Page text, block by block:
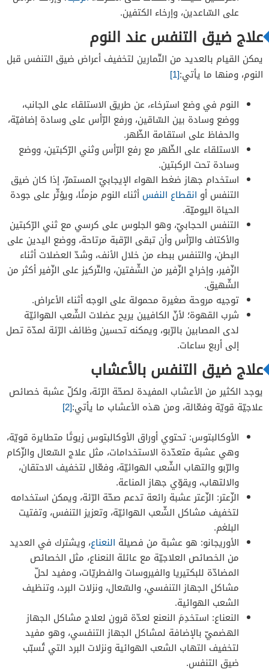
على السّاعدين، وإرخاء الكتفين.
علاج ضيق التنفس عند النوم
يمكن القيام بالعديد من التّمارين لتخفيف أعراض ضيق التنفس قبل
النوم، ومنها ما يأتي:[1]
النوم في وضع استرخاء، عن طريق الاستلقاء على الجانب،
ووضع وسادة بين السّاقين، ورفع الرّأس على وسادة إضافيّة،
والحفاظ على استقامة الظّهر.
الاستلقاء على الظّهر مع رفع الرّأس وثني الرّكبتين، ووضع
وسادة تحت الركبتين.
استخدام جهاز ضغط الهواء الإيجابيّ المستمرّ، إذا كان ضيق
التنفس أو انقطاع النفس أثناء النوم مزمنًا، ويؤثّر على جودة
الحياة اليوميّة.
التنفس الحجابيّ، وهو الجلوس على كرسي مع ثني الرّكبتين
والأكتاف والرّأس وأن تبقى الرّقبة مرتاحة، ووضع اليدين على
البطن، والتنفس ببطء من خلال الأنف، وشدّ العضلات أثناء
الزّفير، وإخراج الزّفير من الشّفتين، والتّركيز على الزّفير أكثر من
الشّهيق.
توجيه مروحة صغيرة محمولة على الوجه أثناء الأعراض.
شرب القهوة؛ لأنّ الكافيين يريح عضلات الشّعب الهوائيّة
لدى المصابين بالرّبو، ويمكنه تحسين وظائف الرّئة لمدّة تصل
إلى أربع ساعات.
علاج ضيق التنفس بالأعشاب
يوجد الكثير من الأعشاب المفيدة لصحّة الرّئة، ولكلّ عشبة خصائص
علاجيّة قويّة وفعّالة، ومن هذه الأعشاب ما يأتي:[2]
الأوكالبتوس: تحتوي أوراق الأوكالبتوس زيوتًا متطايرة قويّة،
وهي عشبة متعدّدة الاستخدامات، مثل علاج السّعال والزّكام
والرّبو والتهاب الشّعب الهوائيّة، وفعّال لتخفيف الاحتقان،
والالتهاب، ويقوّي جهاز المناعة.
الزّعتر: الزّعتر عشبة رائعة تدعم صحّة الرّئة، ويمكن استخدامه
لتخفيف مشاكل الشّعب الهوائيّة، وتعزيز التنفس، وتفتيت
البلغم.
الأوريجانو: هو عشبة من فصيلة النعناع، ويشترك في العديد
من الخصائص العلاجيّة مع عائلة النعناع، مثل الخصائص
المضادّة للبكتيريا والفيروسات والفطريّات، ومفيد لحلّ
مشاكل الجهاز التنفسي، والسّعال، ونزلات البرد، وتنظيف
الشعب الهوائية.
النعناع: استخدِمَ النعنع لعدّة قرون لعلاج مشاكل الجهاز
الهضميّ بالإضافة لمشاكل الجهاز التنفسي، وهو مفيد
لتخفيف التهاب الشعب الهوائية ونزلات البرد التي تُسبّب
ضيق التنفس.